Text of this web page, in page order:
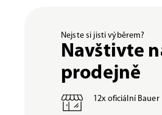
Nejste si jisti výběrem?
Navštivte
prodejně
12x oficiální Bauer